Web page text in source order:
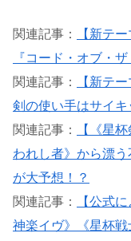
関連記事：
【新テ
『コード・オブ・
関連記事：
【新テ
剣の使い手はサイキ
関連記事：
【《星
われし者》から漂
が大予想！？
関連記事：
【公式
神楽イヴ》《星杯